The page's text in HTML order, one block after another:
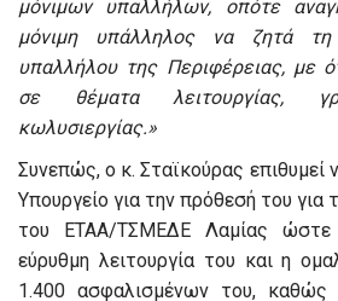
μόνιμων υπαλλήλων, οπότε
μόνιμη υπάλληλος να ζητά τη
υπαλλήλου της Περιφέρειας, με
σε θέματα λειτουργίας,
κωλυσιεργίας.»
Συνεπώς, ο κ. Σταϊκούρας επιθυμεί
Υπουργείο για την πρόθεσή του
του ΕΤΑΑ/ΤΣΜΕΔΕ Λαμίας ώστε
εύρυθμη λειτουργία του και η
1.400 ασφαλισμένων του, καθώς